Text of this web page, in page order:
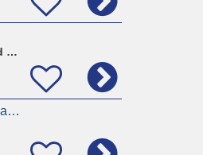
Paritätischer Wohlfahrtsverband, Landesverband Bayern eV
Pflegehilfskraft (m/w/d) für BRK Sozialstation Bayreuth in Teilzeit